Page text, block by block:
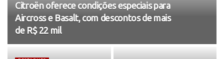
Citroën oferece condições especiais para
Aircross e Basalt, com descontos de mais
de R$ 22 mil